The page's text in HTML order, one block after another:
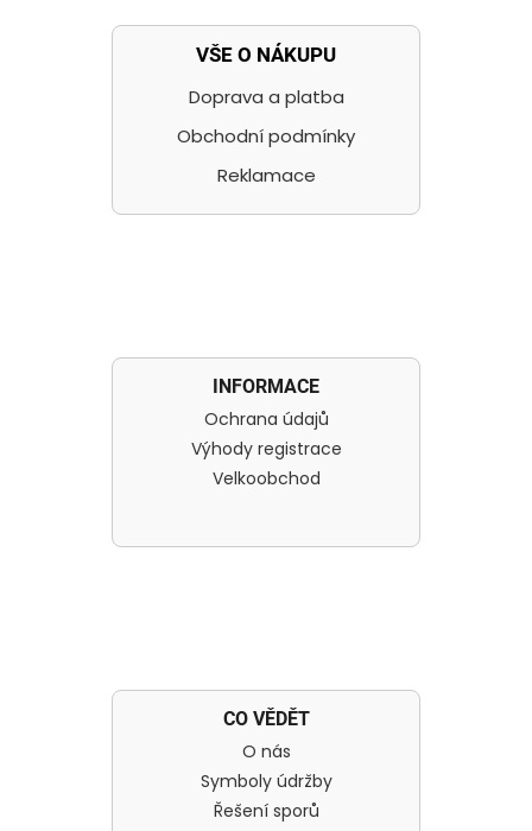
VŠE O NÁKUPU
Doprava a platba
Obchodní podmínky
Reklamace
INFORMACE
Ochrana údajů
Výhody registrace
Velkoobchod
CO VĚDĚT
O nás
Symboly údržby
Řešení sporů